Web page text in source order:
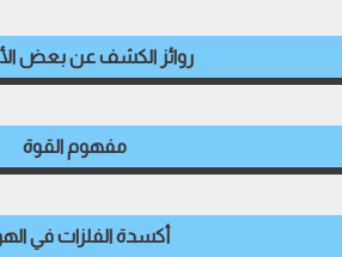
روائز الكشف عن بعض
مفهوم القوة
أكسدة الفلزات في